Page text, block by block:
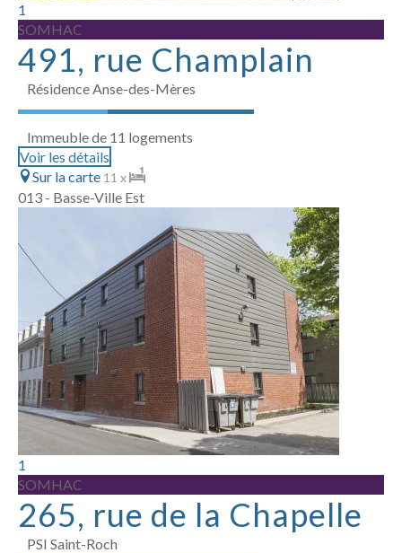
1
SOMHAC
491, rue Champlain
Résidence Anse-des-Mères
Immeuble de 11 logements
Voir les détails
Sur la carte 11 x
013 - Basse-Ville Est
1
SOMHAC
265, rue de la Chapelle
PSI Saint-Roch